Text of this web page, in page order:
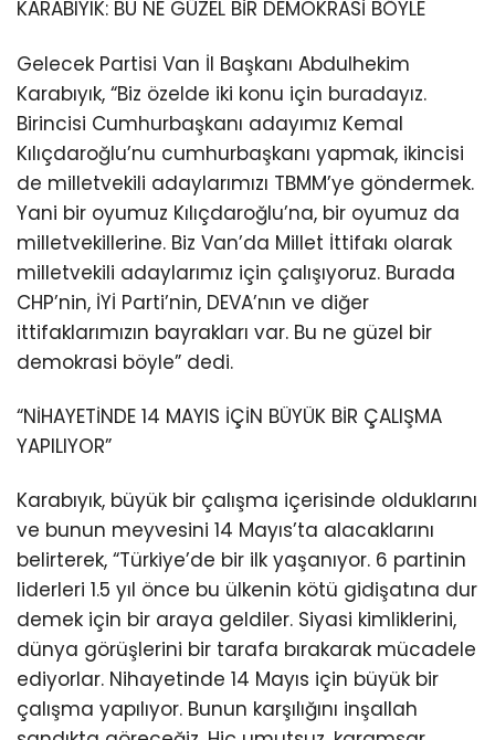
KARABIYIK: BU NE GÜZEL BİR DEMOKRASİ BÖYLE
Gelecek Partisi Van İl Başkanı Abdulhekim
Karabıyık, “Biz özelde iki konu için buradayız.
Birincisi Cumhurbaşkanı adayımız Kemal
Kılıçdaroğlu’nu cumhurbaşkanı yapmak, ikincisi
de milletvekili adaylarımızı TBMM’ye göndermek.
Yani bir oyumuz Kılıçdaroğlu’na, bir oyumuz da
milletvekillerine. Biz Van’da Millet İttifakı olarak
milletvekili adaylarımız için çalışıyoruz. Burada
CHP’nin, İYİ Parti’nin, DEVA’nın ve diğer
ittifaklarımızın bayrakları var. Bu ne güzel bir
demokrasi böyle” dedi.
“NİHAYETİNDE 14 MAYIS İÇİN BÜYÜK BİR ÇALIŞMA
YAPILIYOR”
Karabıyık, büyük bir çalışma içerisinde olduklarını
ve bunun meyvesini 14 Mayıs’ta alacaklarını
belirterek, “Türkiye’de bir ilk yaşanıyor. 6 partinin
liderleri 1.5 yıl önce bu ülkenin kötü gidişatına dur
demek için bir araya geldiler. Siyasi kimliklerini,
dünya görüşlerini bir tarafa bırakarak mücadele
ediyorlar. Nihayetinde 14 Mayıs için büyük bir
çalışma yapılıyor. Bunun karşılığını inşallah